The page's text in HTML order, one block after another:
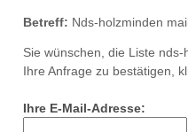
Betreff: Nds-holzminden
Sie wünschen, die Liste
Ihre Anfrage zu bestätigen,
Ihre E-Mail-Adresse: